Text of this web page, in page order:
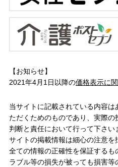
【お知らせ】
2021年4月1日以降の価格表示に
当サイトに記載されている内容
ただくためのものであり、実際
判断と責任において行って下さ
サイトの掲載情報は細心の注意
全ての情報の正確性を保証するも
ラブル等の損失が被っても損害